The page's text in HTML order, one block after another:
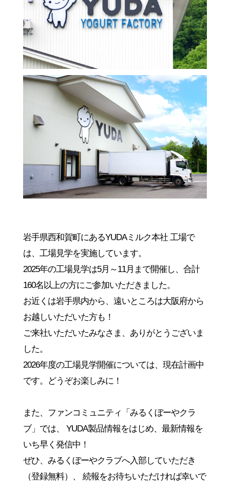
岩手県西和賀町にあるYUDAミルク本社 工場で
は、工場見学を実施しています。
2025年の工場見学は5月～11月まで開催し、合計
160名以上の方にご参加いただきました。
お近くは岩手県内から、遠いところは大阪府から
お越しいただいた方も！
ご来社いただいたみなさま、ありがとうございま
した。
2026年度の工場見学開催については、現在計画中
です。どうぞお楽しみに！
また、ファンコミュニティ「みるくぼーやクラ
ブ」では、
YUDA製品情報をはじめ、最新情報を
いち早く発信中！
ぜひ、みるくぼーやクラブへ入部していただき
（登録無料）、
続報をお待ちいただければ幸いで